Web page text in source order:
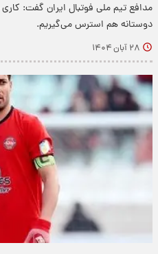
مدافع تیم ملی فوتبال ایران گفت:
دوستانه هم استرس می‌گیریم.
۲۸ آبان ۱۴۰۴